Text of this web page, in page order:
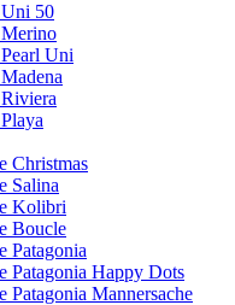
50
Uni
Christmas
Salina
Kolibri
Boucle
Patagonia
Patagonia Happy Dots
Patagonia Mannersache